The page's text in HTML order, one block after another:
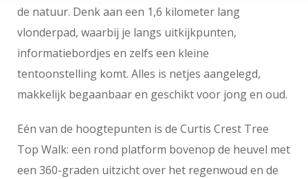
de natuur. Denk aan een 1,6 kilometer lang
vlonderpad, waarbij je langs uitkijkpunten,
informatiebordjes en zelfs een kleine
tentoonstelling komt. Alles is netjes aangelegd,
makkelijk begaanbaar en geschikt voor jong en oud.
Eén van de hoogtepunten is de Curtis Crest Tree
Top Walk: een rond platform bovenop de heuvel met
een 360-graden uitzicht over het regenwoud en de